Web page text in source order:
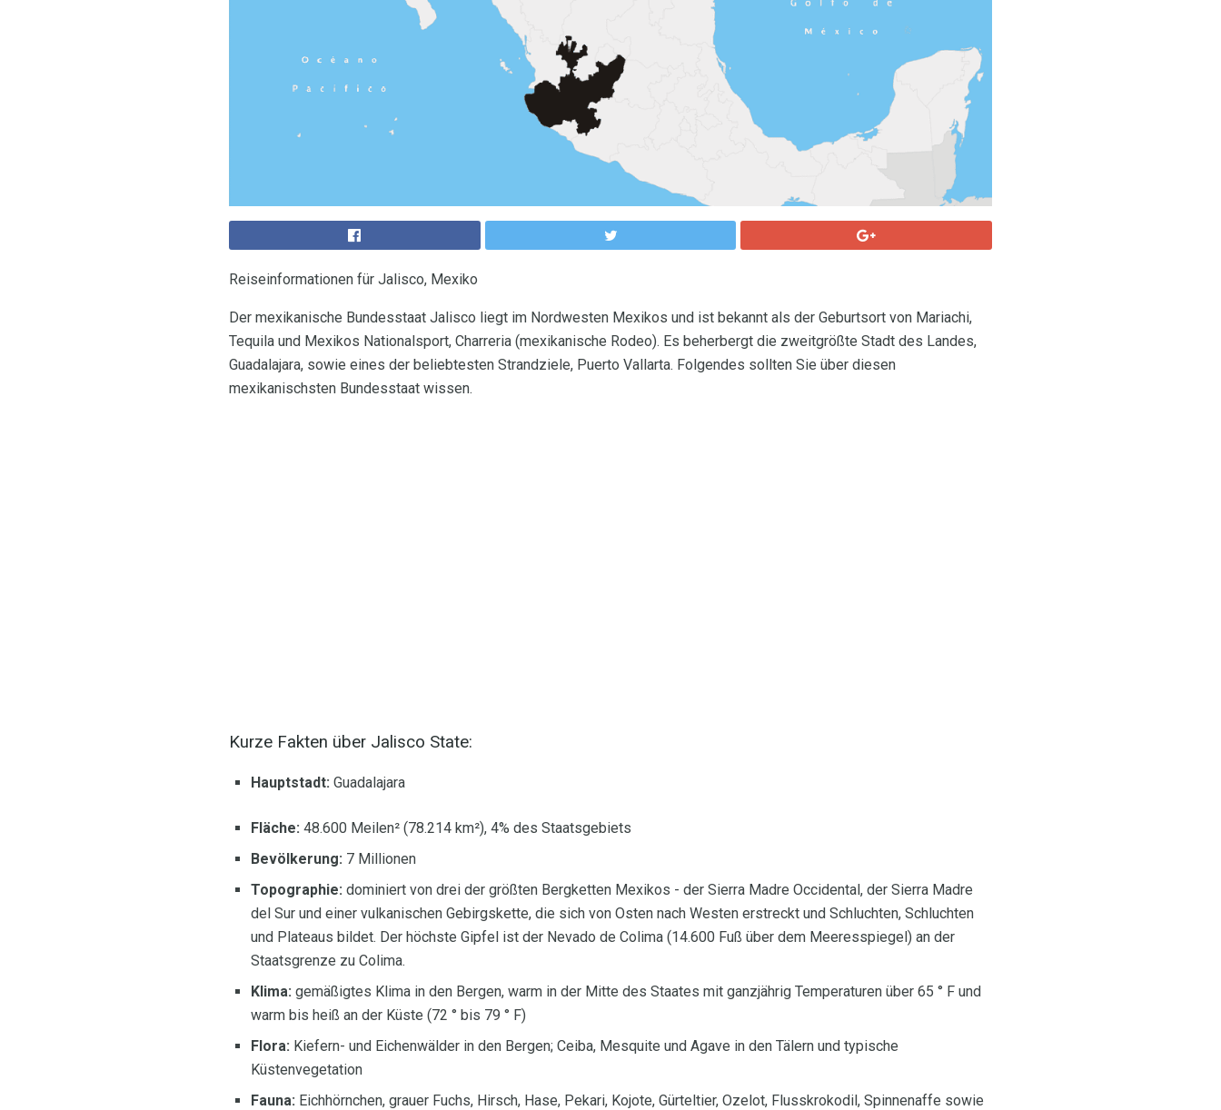
Reiseinformationen für Jalisco, Mexiko
Der mexikanische Bundesstaat Jalisco liegt im Nordwesten Mexikos und ist bekannt als der Geburtsort von Mariachi,
Tequila und Mexikos Nationalsport, Charreria (mexikanische Rodeo). Es beherbergt die zweitgrößte Stadt des Landes,
Guadalajara, sowie eines der beliebtesten Strandziele, Puerto Vallarta. Folgendes sollten Sie über diesen
mexikanischsten Bundesstaat wissen.
Kurze Fakten über Jalisco State:
Hauptstadt: Guadalajara
Fläche: 48.600 Meilen² (78.214 km²), 4% des Staatsgebiets
Bevölkerung: 7 Millionen
Topographie: dominiert von drei der größten Bergketten Mexikos - der Sierra Madre Occidental, der Sierra Madre
del Sur und einer vulkanischen Gebirgskette, die sich von Osten nach Westen erstreckt und Schluchten, Schluchten
und Plateaus bildet. Der höchste Gipfel ist der Nevado de Colima (14.600 Fuß über dem Meeresspiegel) an der
Staatsgrenze zu Colima.
Klima: gemäßigtes Klima in den Bergen, warm in der Mitte des Staates mit ganzjährig Temperaturen über 65 ° F und
warm bis heiß an der Küste (72 ° bis 79 ° F)
Flora: Kiefern- und Eichenwälder in den Bergen; Ceiba, Mesquite und Agave in den Tälern und typische
Küstenvegetation
Fauna: Eichhörnchen, grauer Fuchs, Hirsch, Hase, Pekari, Kojote, Gürteltier, Ozelot, Flusskrokodil, Spinnenaffe sowie